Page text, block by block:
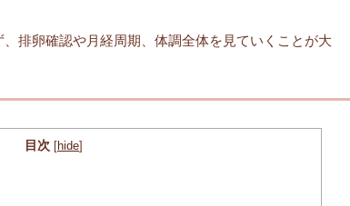
排卵確認や月経周期、体調全体を見ていくことが大
目次 [hide]